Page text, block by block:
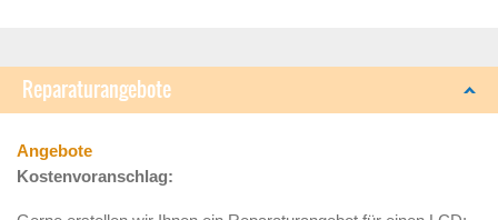
Reparaturangebote
Angebote
Kostenvoranschlag: